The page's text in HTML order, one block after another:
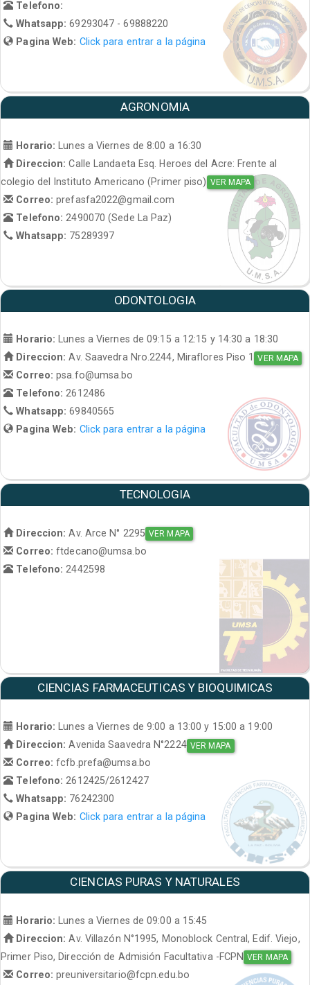
Telefono:
Whatsapp:69293047 - 69888220
Pagina Web: Click para entrar a la página
AGRONOMIA
Horario:
Lunes a Viernes de 8:00 a 16:30
Direccion: Calle Landaeta Esq. Heroes del Acre: Frente al
colegio del Instituto Americano (Primer piso) VER MAPA
Correo:prefasfa2022@gmail.com
Telefono: 2490070 (Sede La Paz)
Whatsapp: 75289397
ODONTOLOGIA
Horario: Lunes a Viernes de 09:15 a 12:15 y 14:30 a 18:30
Direccion: Av. Saavedra Nro.2244, Miraflores Piso 1 VER MAPA
Correo:psa.fo@umsa.bo
Telefono:2612486
Whatsapp:69840565
Pagina Web: Click para entrar a la página
TECNOLOGIA
Direccion: Av. Arce N° 2295 VER MAPA
Correo:ftdecano@umsa.bo
Telefono: 2442598
CIENCIAS FARMACEUTICAS Y BIOQUIMICAS
Horario: Lunes a Viernes de 9:00 a 13:00 y 15:00 a 19:00
Direccion: Avenida Saavedra N°2224 VER MAPA
Correo:fcfb.prefa@umsa.bo
Telefono:2612425/2612427
Whatsapp: 76242300
Pagina Web: Click para entrar a la página
CIENCIAS PURAS Y NATURALES
Horario:
Lunes a Viernes de 09:00 a 15:45
Direccion: Av. Villazón N°1995, Monoblock Central, Edif. Viejo,
Primer Piso, Dirección de Admisión Facultativa -FCPN VER MAPA
Correo:preuniversitario@fcpn.edu.bo